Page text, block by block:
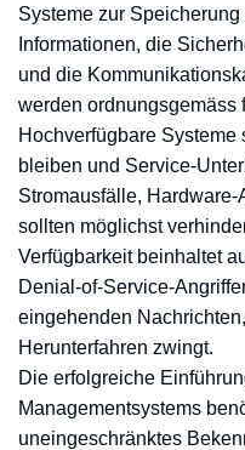
Systeme zur
Informationen, die
und die
werden ordnungsgemäss
Hochverfügbare
bleiben und Service-
Stromausfälle,
sollten möglichst
Verfügbarkeit beinhaltet
Denial-of-Service-
eingehenden
Herunterfahren zwingt.
Die erfolgreiche
Managementsystems
uneingeschränktes